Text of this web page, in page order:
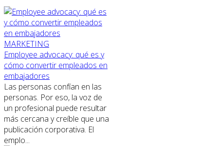
MARKETING
Employee advocacy: qué es y
cómo convertir empleados en
embajadores
Las personas confían en las
personas. Por eso, la voz de
un profesional puede resultar
más cercana y creíble que una
publicación corporativa. El
emplo...